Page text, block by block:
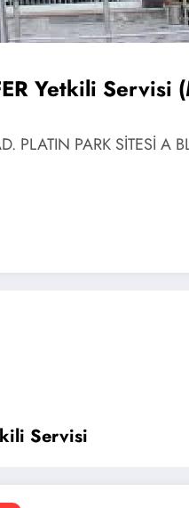
Yetkili Servisi
PLATIN PARK SİTESİ A
Servisi